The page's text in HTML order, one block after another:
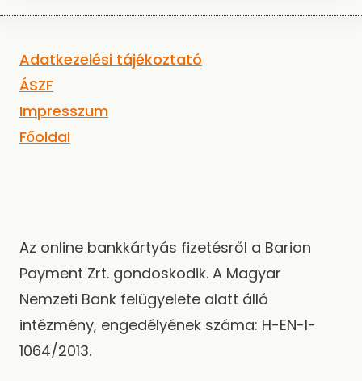
Adatkezelési tájékoztató
ÁSZF
Impresszum
Főoldal
Az online bankkártyás fizetésről a Barion
Payment Zrt. gondoskodik. A Magyar
Nemzeti Bank felügyelete alatt álló
intézmény, engedélyének száma: H-EN-I-
1064/2013.